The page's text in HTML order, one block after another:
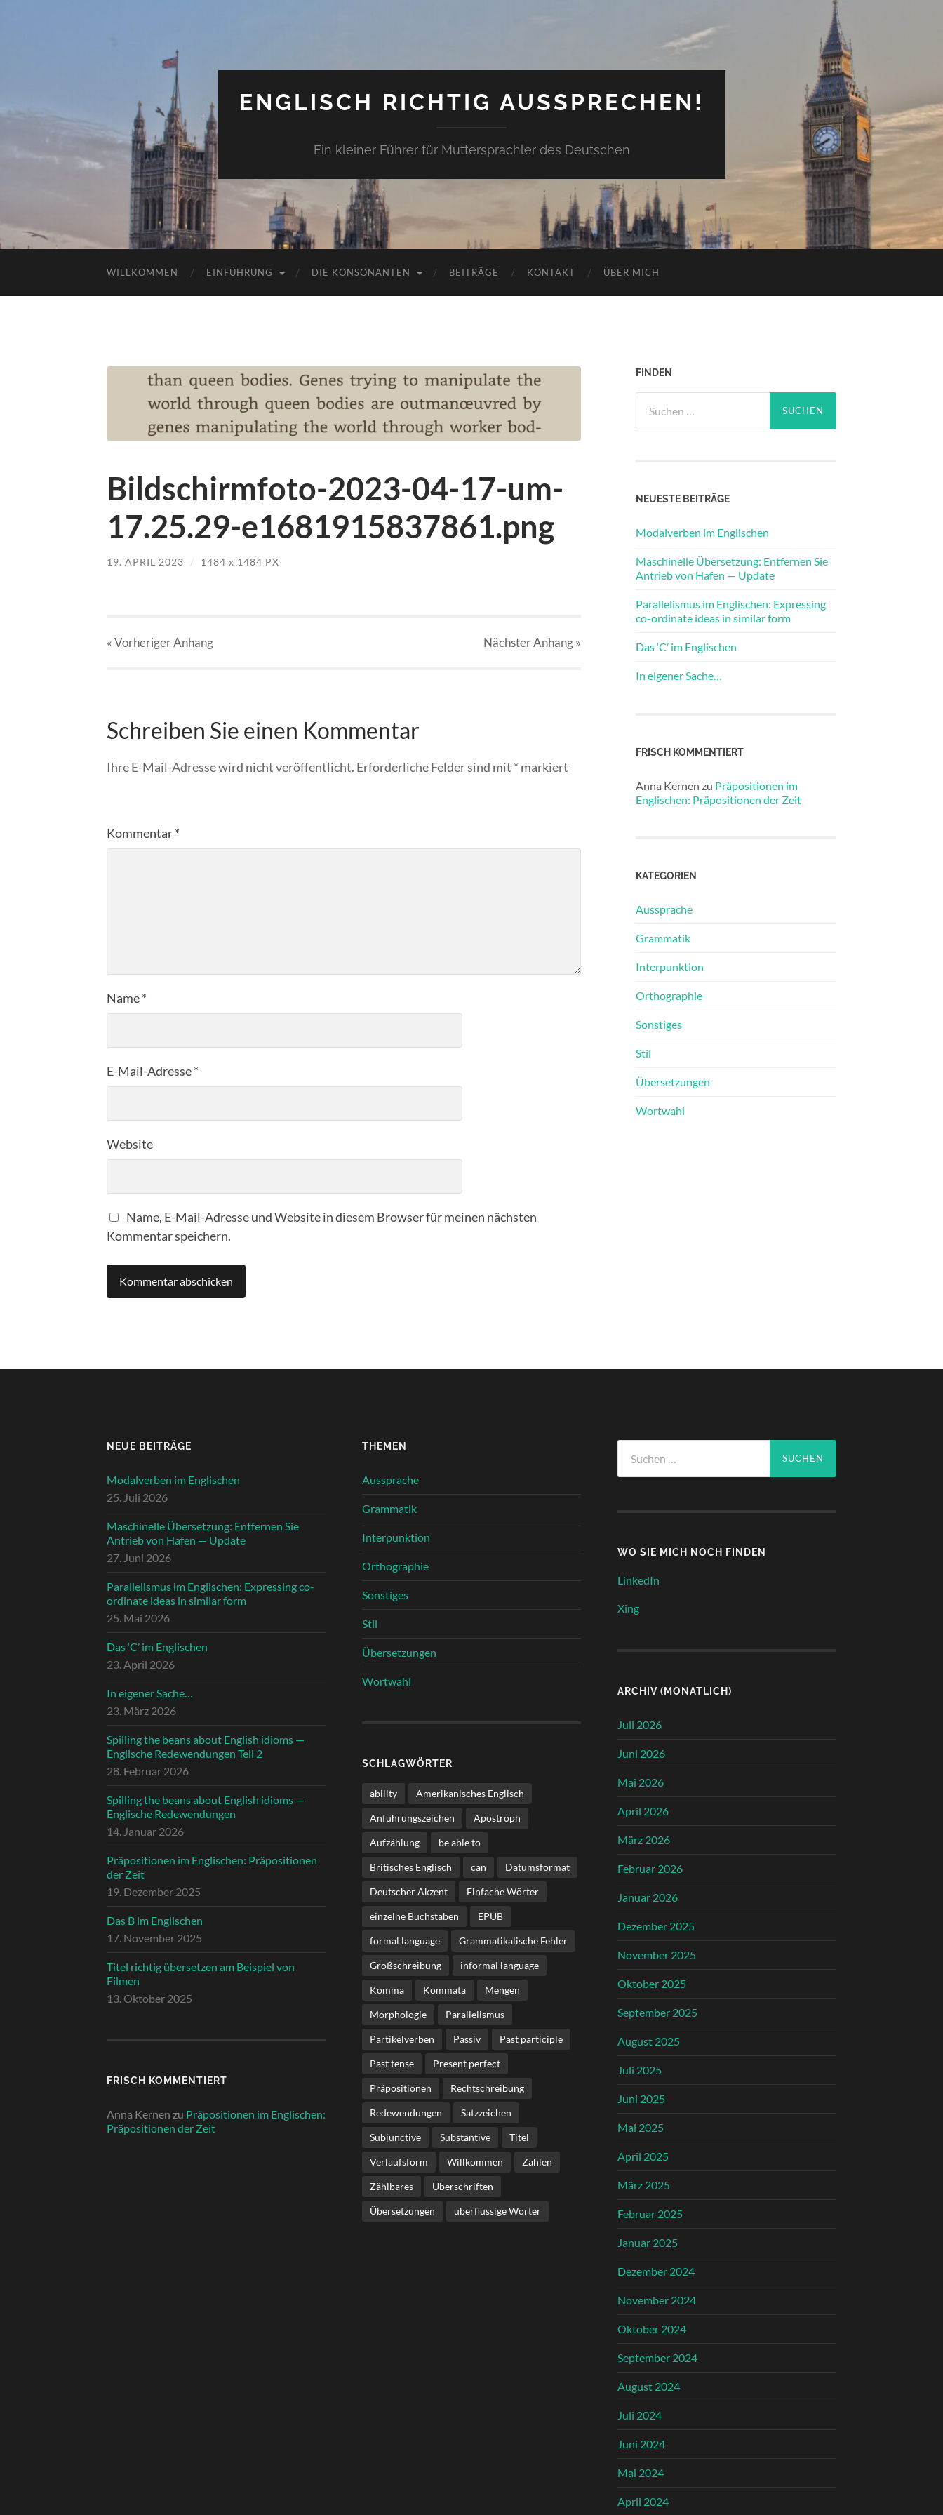
ENGLISCH RICHTIG AUSSPRECHEN!
Ein kleiner Führer für Muttersprachler des Deutschen
WILLKOMMEN EINFÜHRUNG DIE KONSONANTEN BEITRÄGE KONTAKT ÜBER MICH
Bildschirmfoto-2023-04-17-um-
17.25.29-e1681915837861.png
19. APRIL 2023 / 1484 x 1484 PX
« VorherigerAnhang NächsterAnhang»
Schreiben Sie einen Kommentar
Ihre E-Mail-Adresse wird nicht veröffentlicht. Erforderliche Felder sind mit * markiert
Kommentar*
Name*
E-Mail-Adresse*
Website
Name, E-Mail-Adresse und Website in diesem Browser für meinen nächsten
Kommentar speichern.
FINDEN
nach:
NEUESTE BEITRÄGE
Modalverben im Englischen
Maschinelle Übersetzung: Entfernen Sie
Antrieb von Hafen — Update
Parallelismus im Englischen: Expressing
co-ordinate ideas in similar form
Das ‘C’ im Englischen
In eigener Sache…
FRISCH KOMMENTIERT
Anna Kernen zu Präpositionen im
Englischen: Präpositionen der Zeit
KATEGORIEN
Aussprache
Grammatik
Interpunktion
Orthographie
Sonstiges
Stil
Übersetzungen
Wortwahl
NEUE BEITRÄGE
Modalverben im Englischen
25. Juli 2026
Maschinelle Übersetzung: Entfernen Sie
Antrieb von Hafen — Update
27. Juni 2026
Parallelismus im Englischen: Expressing co-
ordinate ideas in similar form
25. Mai 2026
Das ‘C’ im Englischen
23. April 2026
In eigener Sache…
23. März 2026
Spilling the beans about English idioms —
Englische Redewendungen Teil 2
28. Februar 2026
Spilling the beans about English idioms —
Englische Redewendungen
14. Januar 2026
Präpositionen im Englischen: Präpositionen
der Zeit
19. Dezember 2025
Das B im Englischen
17. November 2025
Titel richtig übersetzen am Beispiel von
Filmen
13. Oktober 2025
FRISCH KOMMENTIERT
Anna Kernen zu Präpositionen im Englischen:
Präpositionen der Zeit
THEMEN
Aussprache
Grammatik
Interpunktion
Orthographie
Sonstiges
Stil
Übersetzungen
Wortwahl
SCHLAGWÖRTER
ability Amerikanisches Englisch
Anführungszeichen Apostroph
Aufzählung be able to
Britisches Englisch can Datumsformat
Deutscher Akzent Einfache Wörter
einzelne Buchstaben EPUB
formal language Grammatikalische Fehler
Großschreibung informal language
Komma Kommata Mengen
Morphologie Parallelismus
Partikelverben Passiv Past participle
Past tense Present perfect
Präpositionen Rechtschreibung
Redewendungen Satzzeichen
Subjunctive Substantive Titel
Verlaufsform Willkommen Zahlen
Zählbares Überschriften
Übersetzungen überflüssige Wörter
nach:
WO SIE MICH NOCH FINDEN
LinkedIn
Xing
ARCHIV (MONATLICH)
Juli 2026
Juni 2026
Mai 2026
April 2026
März 2026
Februar 2026
Januar 2026
Dezember 2025
November 2025
Oktober 2025
September 2025
August 2025
Juli 2025
Juni 2025
Mai 2025
April 2025
März 2025
Februar 2025
Januar 2025
Dezember 2024
November 2024
Oktober 2024
September 2024
August 2024
Juli 2024
Juni 2024
Mai 2024
April 2024